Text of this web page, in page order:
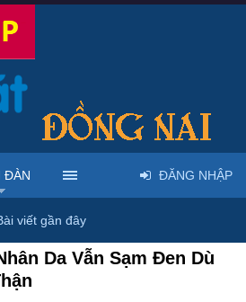
& spa làm đẹp tại Đồng Nai
Da Vẫn Sạm Đen Dù
ĐÀN
viết gần đây
ĐĂNG NHẬP